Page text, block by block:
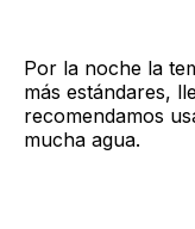
Por la noche la
más estándares,
recomendamos
mucha agua.